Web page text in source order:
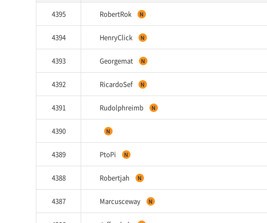
4395 RobertRok
4394 HenryClick
4393 Georgemat
4392 RicardoSef
4391 Rudolphreimb
4390
4389 PtoPi
4388 Robertjah
4387 Marcusceway